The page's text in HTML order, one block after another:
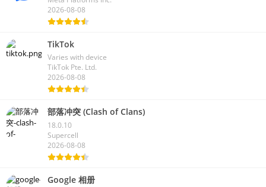
2026-08-08
TikTok
Varies with device
TikTok Pte. Ltd.
2026-08-08
部落冲突 (Clash of Clans)
18.0.10
Supercell
2026-08-08
Google 相册